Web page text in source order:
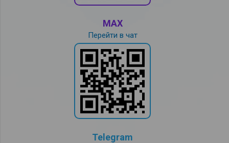
MAX
Перейти в чат
Telegram